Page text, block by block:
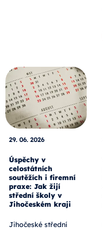
29. 06. 2026
Úspěchy v
celostátních
soutěžích i firemní
praxe: Jak žijí
střední školy v
Jihočeském kraji
Jihočeské střední